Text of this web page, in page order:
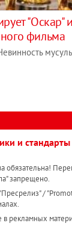
"Оскар"
фильма
и стандарты
запрещено.
/